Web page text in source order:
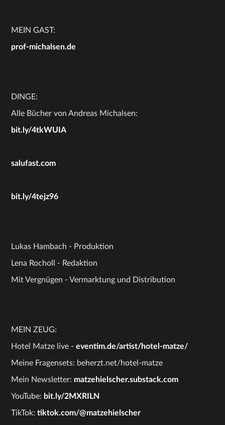
MEIN GAST:
prof-michalsen.de
DINGE:
Alle Bücher von Andreas Michalsen:
bit.ly/4tkWUIA
salufast.com
bit.ly/4tejz96
Lukas Hambach - Produktion
Lena Rocholl - Redaktion
Mit Vergnügen - Vermarktung und Distribution
MEIN ZEUG:
Hotel Matze live -eventim.de/artist/hotel-matze/
Meine Fragensets: beherzt.net/hotel-matze
Mein Newsletter: matzehielscher.substack.com
YouTube: bit.ly/2MXRILN
TikTok:tiktok.com/@matzehielscher